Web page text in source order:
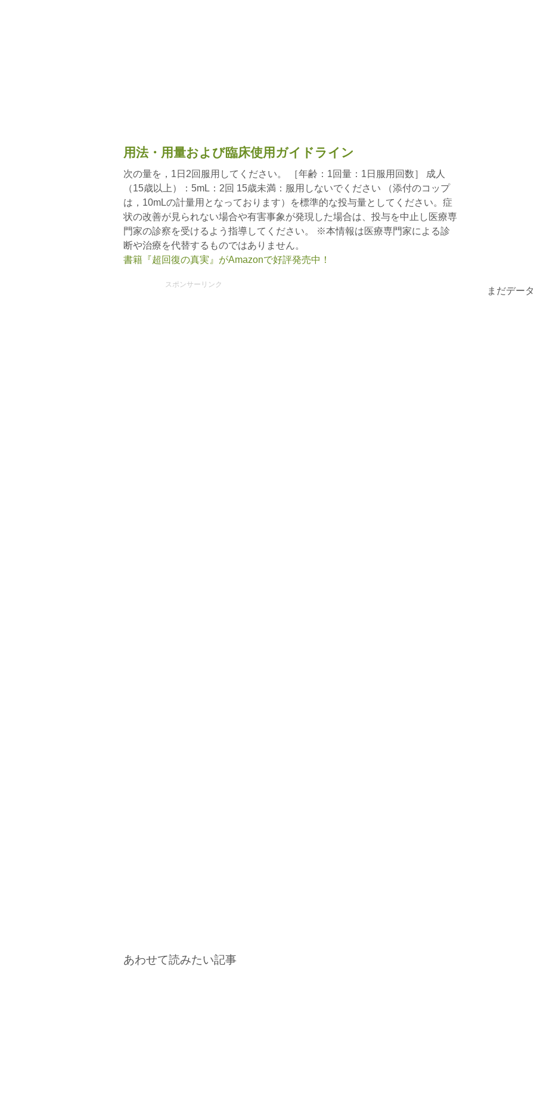
用法・用量および臨床使用ガイドライン
次の量を，1日2回服用してください。 ［年齢：1回量：1日服用回数］ 成人
（15歳以上）：5mL：2回 15歳未満：服用しないでください （添付のコップ
は，10mLの計量用となっております）を標準的な投与量としてください。症
状の改善が見られない場合や有害事象が発現した場合は、投与を中止し医療専
門家の診察を受けるよう指導してください。 ※本情報は医療専門家による診
断や治療を代替するものではありません。
書籍『超回復の真実』がAmazonで好評発売中！
スポンサーリンク
あわせて読みたい記事
まだデー